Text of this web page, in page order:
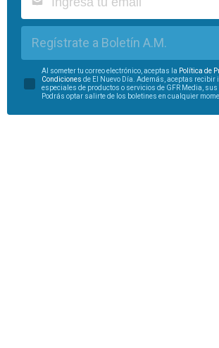
Regístrate a Boletín A.M.
Al someter tu correo electrónico, aceptas la Política de
Condiciones de El Nuevo Día. Además, aceptas recibir
especiales de productos o servicios de GFR Media, sus
Podrás optar salirte de los boletines en cualquier